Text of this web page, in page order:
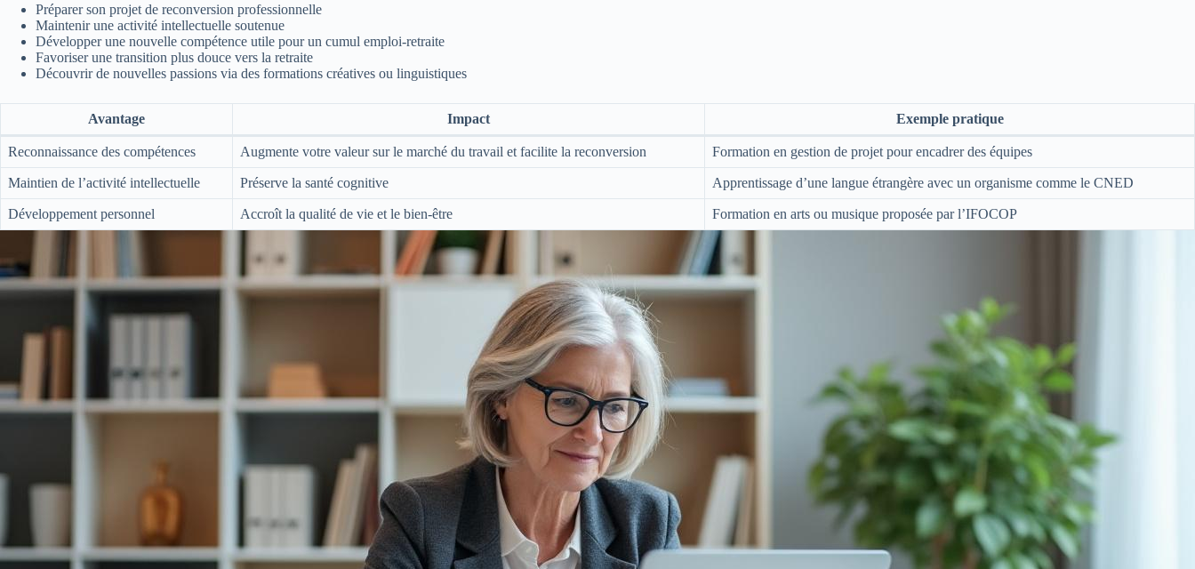
Préparer son projet de reconversion professionnelle
Maintenir une activité intellectuelle soutenue
Développer une nouvelle compétence utile pour un cumul emploi-retraite
Favoriser une transition plus douce vers la retraite
Découvrir de nouvelles passions via des formations créatives ou linguistiques
Avantage Impact Exemple pratique
Reconnaissance des compétences Augmente votre valeur sur le marché du travail et facilite la reconversion Formation en gestion de projet pour encadrer des équipes
Maintien de l’activité intellectuelle Préserve la santé cognitive Apprentissage d’une langue étrangère avec un organisme comme le CNED
Développement personnel Accroît la qualité de vie et le bien-être Formation en arts ou musique proposée par l’IFOCOP